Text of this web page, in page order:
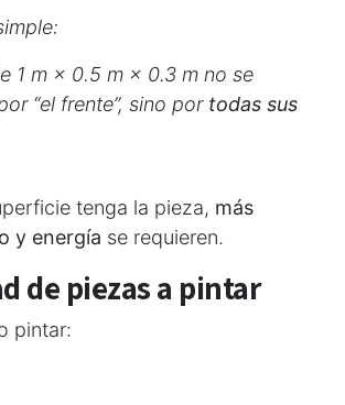
1 m × 0.5 m × 0.3 m no se
“el frente”, sino por todas sus
tenga la pieza, más
y energía se requieren.
de piezas a pintar
pintar: